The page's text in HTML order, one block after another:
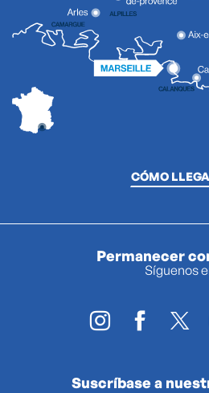
CÓMO
Permanecer
Síguenos
Suscríbase a